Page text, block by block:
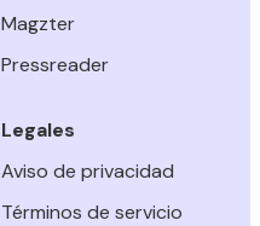
Magzter
Pressreader
Legales
Aviso de privacidad
Términos de servicio